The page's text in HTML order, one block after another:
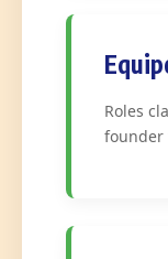
Roles
founder